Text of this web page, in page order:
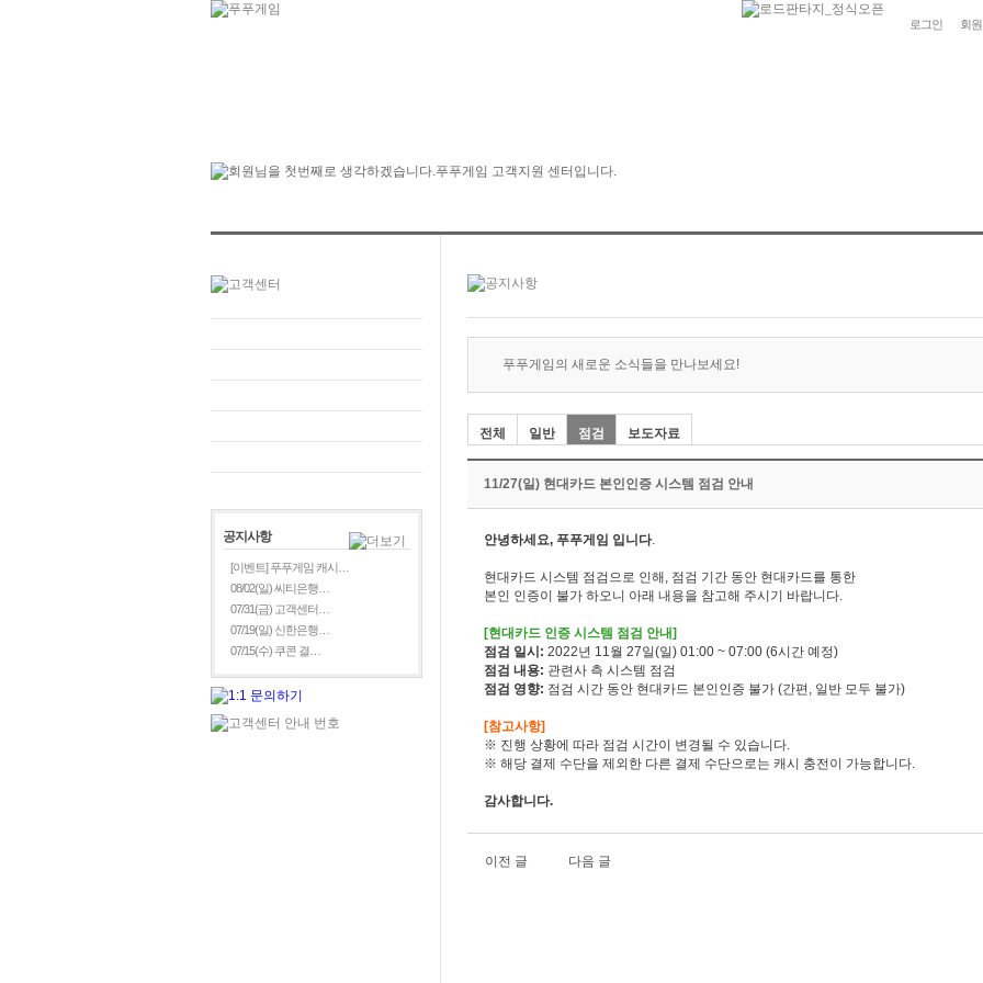
로그인 회
공지사항
[이벤트] 푸푸게임 캐시…
08/02(일) 씨티은행…
07/31(금) 고객센터…
07/19(일) 신한은행…
07/15(수) 쿠콘 결…
푸푸게임의 새로운 소식들을 만나보세요!
전체 일반 점검 보도자료
11/27(일) 현대카드 본인인증 시스템 점검 안내
안녕하세요, 푸푸게임 입니다.
현대카드 시스템 점검으로 인해, 점검 기간 동안 현대카드를 통한
본인 인증이 불가 하오니 아래 내용을 참고해 주시기 바랍니다.
[현대카드 인증 시스템 점검 안내]
점검 일시: 2022년 11월 27일(일) 01:00 ~ 07:00 (6시간 예정)
점검 내용: 관련사 측 시스템 점검
점검 영향: 점검 시간 동안 현대카드 본인인증 불가 (간편, 일반 모두 불가)
[참고사항]
※ 진행 상황에 따라 점검 시간이 변경될 수 있습니다.
※ 해당 결제 수단을 제외한 다른 결제 수단으로는 캐시 충전이 가능합니다.
감사합니다.
이전 글 다음 글